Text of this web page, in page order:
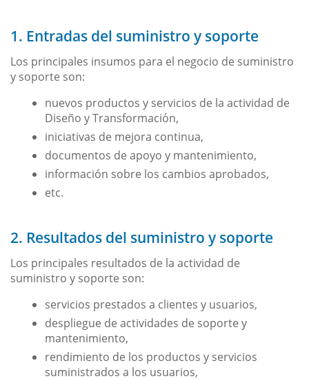
1. Entradas del suministro y soporte
Los principales insumos para el negocio de suministro
y soporte son:
nuevos productos y servicios de la actividad de
Diseño y Transformación,
iniciativas de mejora continua,
documentos de apoyo y mantenimiento,
información sobre los cambios aprobados,
etc.
2. Resultados del suministro y soporte
Los principales resultados de la actividad de
suministro y soporte son:
servicios prestados a clientes y usuarios,
despliegue de actividades de soporte y
mantenimiento,
rendimiento de los productos y servicios
suministrados a los usuarios,